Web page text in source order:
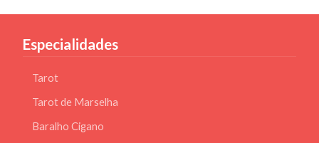
Especialidades
Tarot
Tarot de Marselha
Baralho Cigano